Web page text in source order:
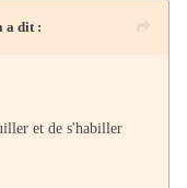
a dit :
et de s'habiller